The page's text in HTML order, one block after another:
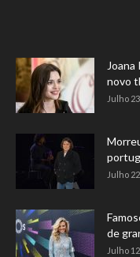
novo
Julho
Julho
de
Julho